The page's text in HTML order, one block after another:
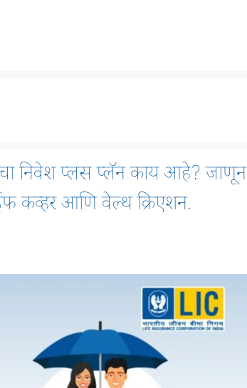
निवेश प्लस प्लॅन काय आहे? जाणून
कव्हर आणि वेल्थ क्रिएशन.